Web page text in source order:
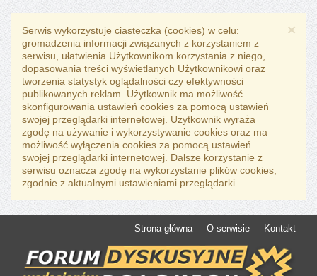
×
Serwis wykorzystuje ciasteczka (cookies) w celu:
gromadzenia informacji związanych z korzystaniem z
serwisu, ułatwienia Użytkownikom korzystania z niego,
dopasowania treści wyświetlanych Użytkownikowi oraz
tworzenia statystyk oglądalności czy efektywności
publikowanych reklam. Użytkownik ma możliwość
skonfigurowania ustawień cookies za pomocą ustawień
swojej przeglądarki internetowej. Użytkownik wyraża
zgodę na używanie i wykorzystywanie cookies oraz ma
możliwość wyłączenia cookies za pomocą ustawień
swojej przeglądarki internetowej. Dalsze korzystanie z
serwisu oznacza zgodę na wykorzystanie plików cookies,
zgodnie z aktualnymi ustawieniami przeglądarki.
Strona główna O serwisie Kontakt